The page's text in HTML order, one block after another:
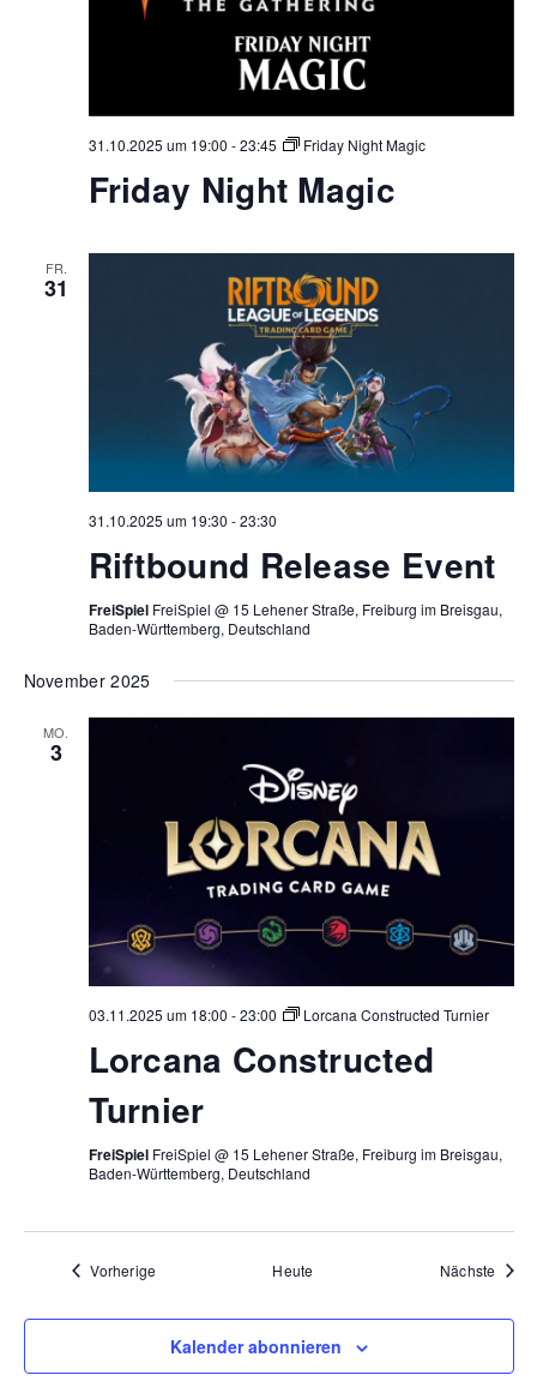
31.10.2025 um 19:00 -23:45 Friday Night Magic
Friday Night Magic
FR.
31
31.10.2025 um 19:30 -23:30
Riftbound Release Event
FreiSpiel FreiSpiel @ 15 Lehener Straße, Freiburg im Breisgau,
Baden-Württemberg, Deutschland
November 2025
MO.
3
03.11.2025 um 18:00 -23:00 Lorcana Constructed Turnier
Lorcana Constructed
Turnier
FreiSpiel FreiSpiel @ 15 Lehener Straße, Freiburg im Breisgau,
Baden-Württemberg, Deutschland
Vorherige Heute Nächste
Kalender abonnieren